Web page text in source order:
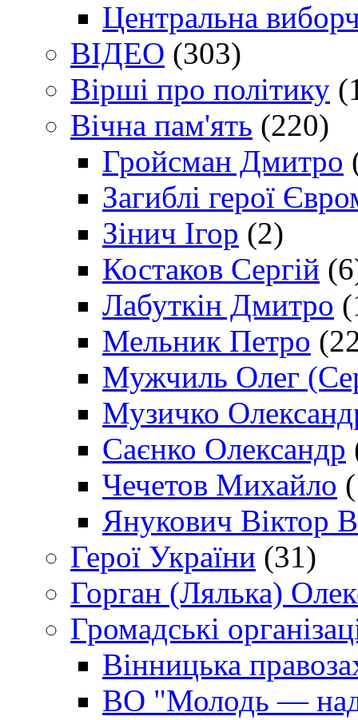
Центральна
ВІДЕО (303)
Вірші про політику
Вічна пам'ять (220)
Гройсман Дмитро
Загиблі герої
Зінич Ігор (2)
Костаков Сергій
Лабуткін Дмитро
Мельник Петро
Мужчиль Олег
Музичко
Саєнко Олександр
Чечетов Михайло
Янукович Віктор
Герої України (31)
Горган (Лялька)
Громадські
Вінницька
ВО "Молодь —